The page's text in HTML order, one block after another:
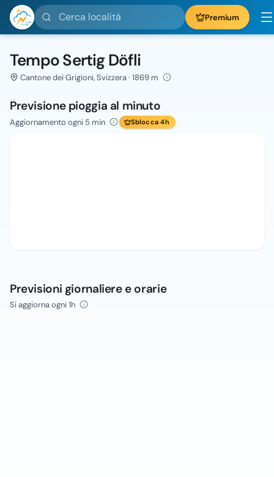
Cerca località Premium
Tempo Sertig Döfli
Cantone dei Grigioni, Svizzera · 1869 m
Previsione pioggia al minuto
Aggiornamento ogni 5 min Sblocca 4h
Previsioni giornaliere e orarie
Si aggiorna ogni 1h